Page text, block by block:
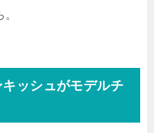
キッシュがモデルチ